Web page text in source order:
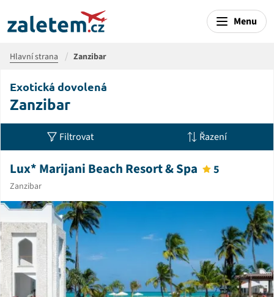
Menu
Hlavní strana Zanzibar
Exotická dovolená
Zanzibar
Filtrovat Řazení
Lux* Marijani Beach Resort & Spa 5
Zanzibar